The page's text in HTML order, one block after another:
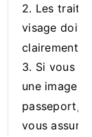
2. Les traits
visage
clairement
3. Si vous
une image
passeport,
vous